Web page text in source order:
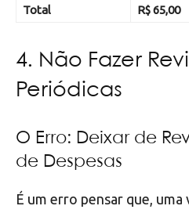
Total
R$ 65,00
4. Não Fazer
Periódicas
O Erro: Deixar de
de Despesas
É um erro pensar que, uma